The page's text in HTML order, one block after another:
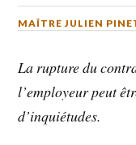
MAÎTRE JULIEN
La rupture du
l’employeur peut
d’inquiétudes.